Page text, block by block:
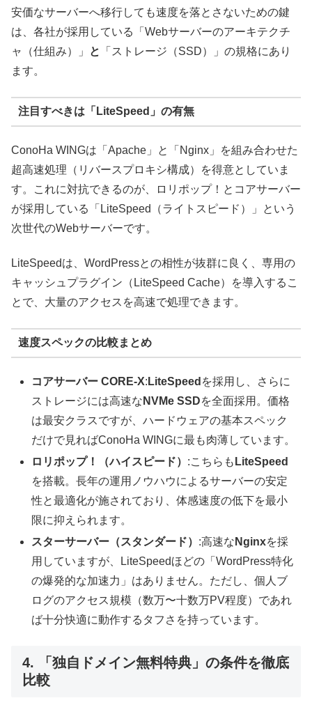
安価なサーバーへ移行しても速度を落とさないための鍵
は、各社が採用している「Webサーバーのアーキテクチ
ャ（仕組み）」
と
「ストレージ（SSD）」の規格にあり
ます。
注目すべきは「LiteSpeed」の有無
ConoHa WINGは「Apache」と「Nginx」を組み合わせた
超高速処理（リバースプロキシ構成）を得意としていま
す。これに対抗できるのが、ロリポップ！とコアサーバー
が採用している「LiteSpeed（ライトスピード）」という
次世代のWebサーバーです。
LiteSpeedは、WordPressとの相性が抜群に良く、専用の
キャッシュプラグイン（LiteSpeed Cache）を導入するこ
とで、大量のアクセスを高速で処理できます。
速度スペックの比較まとめ
コアサーバー CORE-X: LiteSpeed を採用し、さらに
ストレージには高速な NVMe SSDを全面採用。価格
は最安クラスですが、ハードウェアの基本スペック
だけで見ればConoHa WINGに最も肉薄しています。
ロリポップ！（ハイスピード） :こちらも LiteSpeed
を搭載。長年の運用ノウハウによるサーバーの安定
性と最適化が施されており、体感速度の低下を最小
限に抑えられます。
スターサーバー（スタンダード） :高速な Nginxを採
用していますが、LiteSpeedほどの「WordPress特化
の爆発的な加速力」はありません。ただし、個人ブ
ログのアクセス規模（数万〜十数万PV程度）であれ
ば十分快適に動作するタフさを持っています。
4. 「独自ドメイン無料特典」の条件を徹底
比較